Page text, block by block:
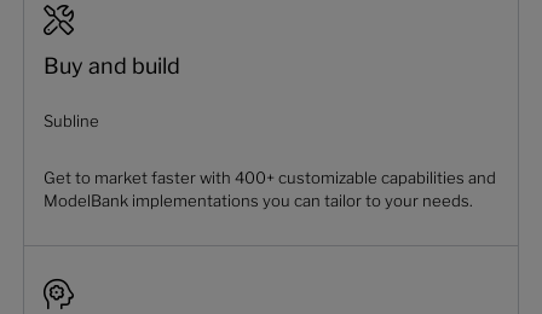
Buy and build
Subline
Get to market faster with 400+ customizable capabilities and
ModelBank implementations you can tailor to your needs.